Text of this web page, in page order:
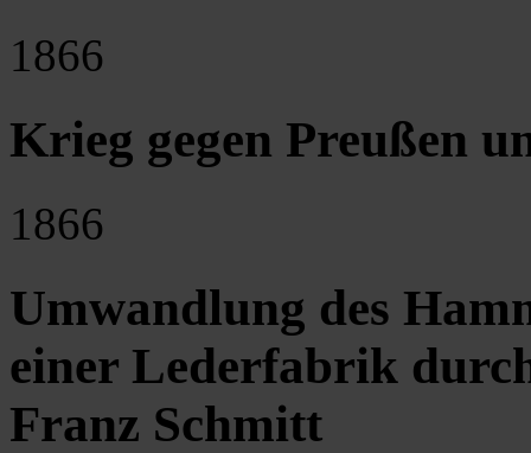
1866
Krieg gegen Preußen
1866
Umwandlung des
einer Lederfabrik
Franz Schmitt